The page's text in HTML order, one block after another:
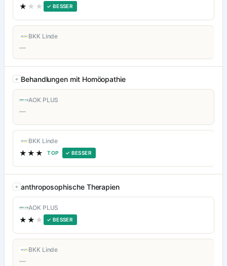
★ ★★ ✓ BESSER
BKK Linde
—
Behandlungen mit Homöopathie
AOK PLUS
—
BKK Linde
★★★ TOP ✓ BESSER
anthroposophische Therapien
AOK PLUS
★★ ★ ✓ BESSER
BKK Linde
—